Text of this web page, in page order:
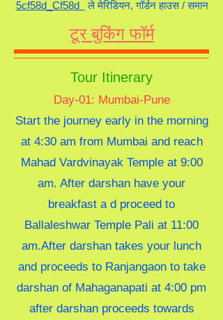
5cf58d_Cf58d
ले मेरिडियन, गॉर्डन हाउस / समान
टूर बुकिंग फॉर्म
Tour Itinerary
Day-01: Mumbai-Pune
Start the journey early in the morning
at 4:30 am from Mumbai and reach
Mahad Vardvinayak Temple at 9:00
am. After darshan have your
breakfast a d proceed to
Ballaleshwar Temple Pali at 11:00
am.After darshan takes your lunch
and proceeds to Ranjangaon to take
darshan of Mahaganapati at 4:00 pm
after darshan proceeds towards